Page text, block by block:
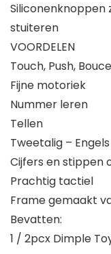
Siliconenknoppen
stuiteren
VOORDELEN
Touch, Push,
Fijne motoriek
Nummer leren
Tellen
Tweetalig –
Cijfers en stippen
Prachtig tactiel
Frame gemaakt
Bevatten:
1 / 2pcx Dimple